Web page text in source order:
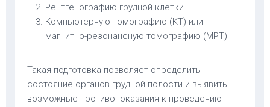
Рентгенографию грудной клетки
Компьютерную томографию (КТ) или
магнитно-резонансную томографию (МРТ)
Такая подготовка позволяет определить
состояние органов грудной полости и выявить
возможные противопоказания к проведению